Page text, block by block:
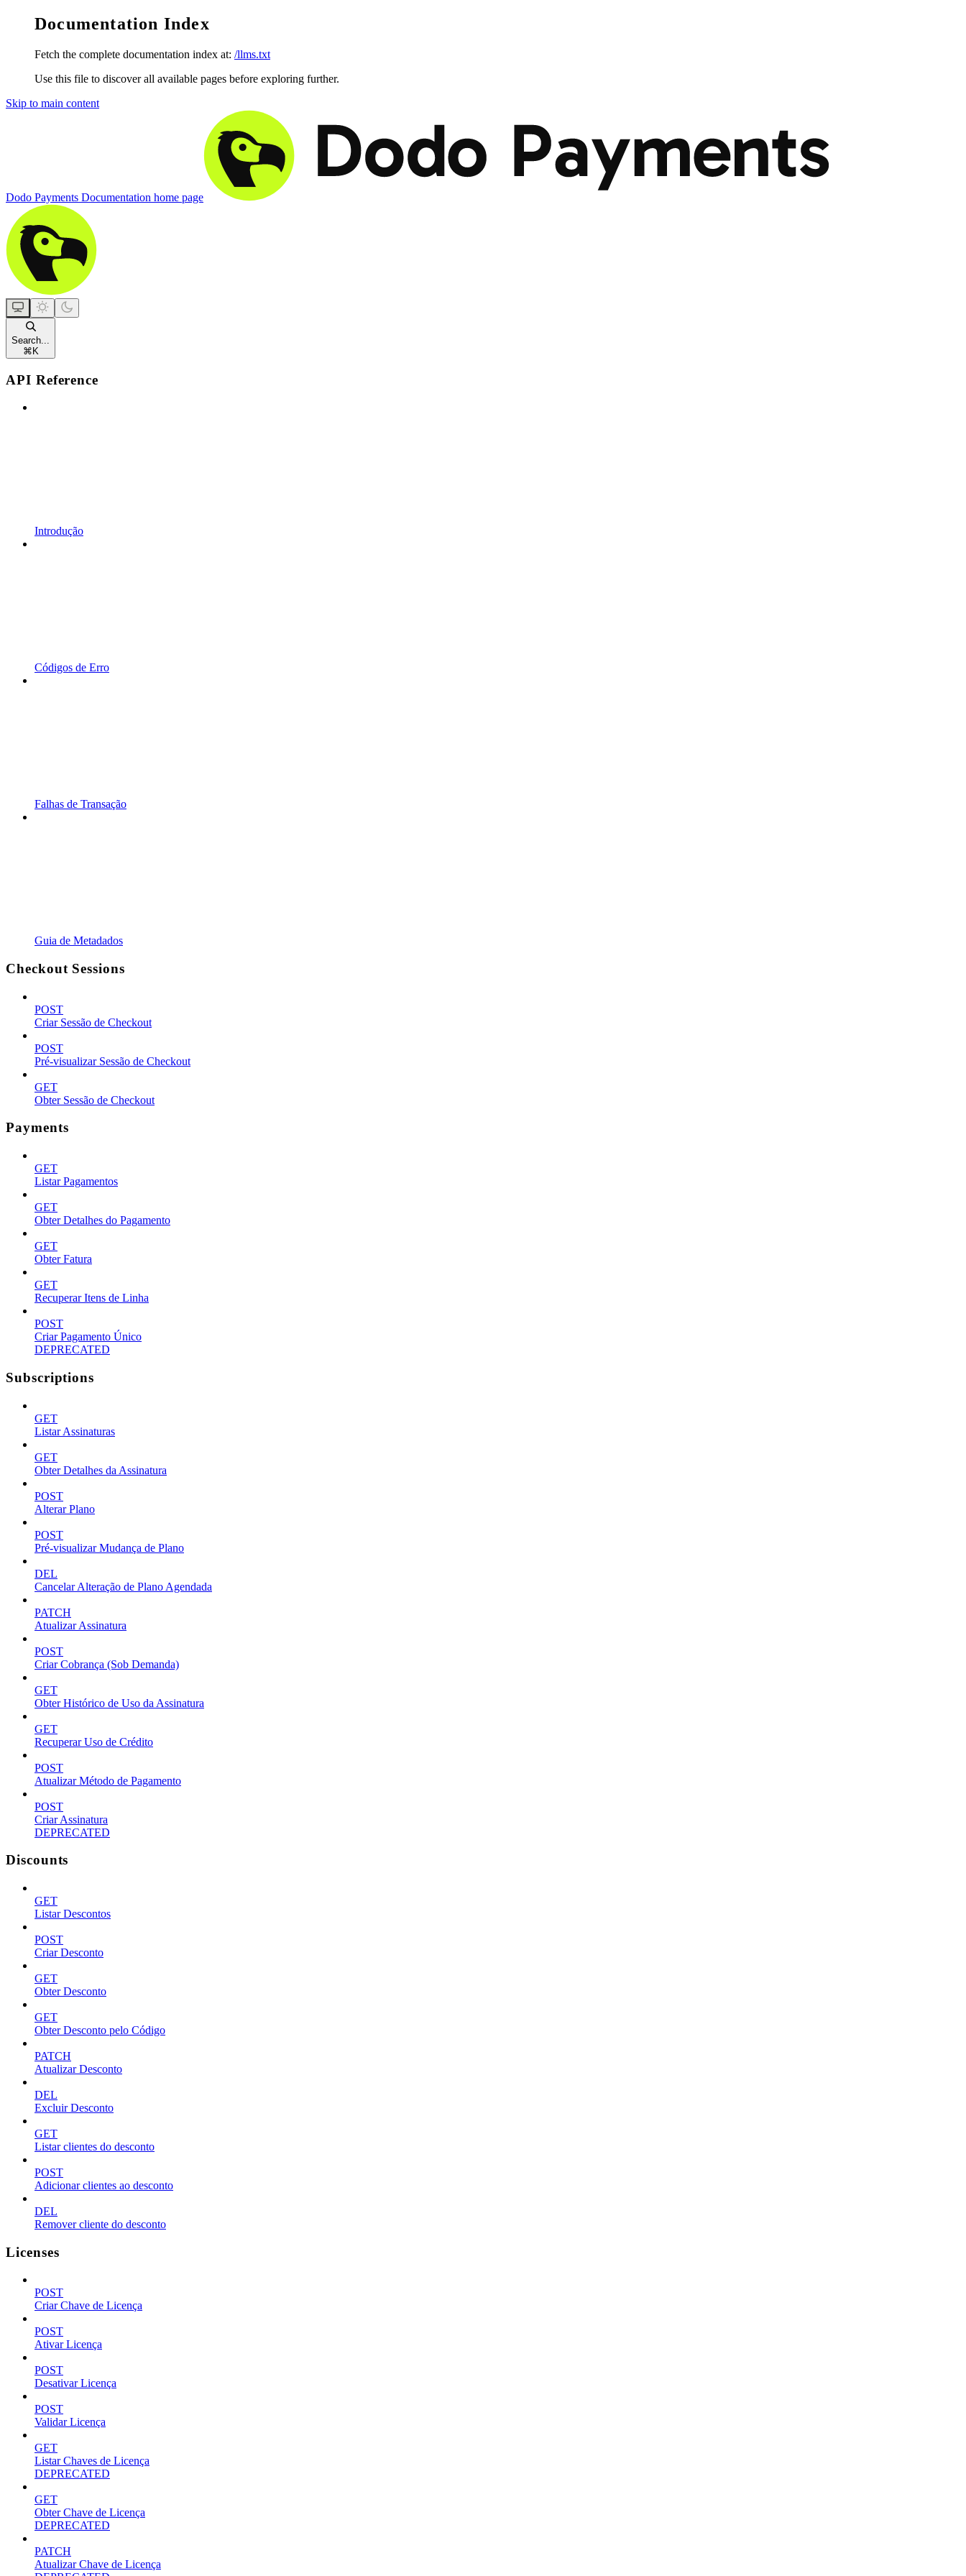
Documentation Index
Fetch the complete documentation index at: /llms.txt
Use this file to discover all available pages before exploring further.
Skip to main content
Dodo Payments Documentation home page
Search...
⌘ K
API Reference
Introdução
Códigos de Erro
Falhas de Transação
Guia de Metadados
Checkout Sessions
POST
Criar Sessão de Checkout
POST
Pré-visualizar Sessão de Checkout
GET
Obter Sessão de Checkout
Payments
GET
Listar Pagamentos
GET
Obter Detalhes do Pagamento
GET
Obter Fatura
GET
Recuperar Itens de Linha
POST
Criar Pagamento Único
DEPRECATED
Subscriptions
GET
Listar Assinaturas
GET
Obter Detalhes da Assinatura
POST
Alterar Plano
POST
Pré-visualizar Mudança de Plano
DEL
Cancelar Alteração de Plano Agendada
PATCH
Atualizar Assinatura
POST
Criar Cobrança (Sob Demanda)
GET
Obter Histórico de Uso da Assinatura
GET
Recuperar Uso de Crédito
POST
Atualizar Método de Pagamento
POST
Criar Assinatura
DEPRECATED
Discounts
GET
Listar Descontos
POST
Criar Desconto
GET
Obter Desconto
GET
Obter Desconto pelo Código
PATCH
Atualizar Desconto
DEL
Excluir Desconto
GET
Listar clientes do desconto
POST
Adicionar clientes ao desconto
DEL
Remover cliente do desconto
Licenses
POST
Criar Chave de Licença
POST
Ativar Licença
POST
Desativar Licença
POST
Validar Licença
GET
Listar Chaves de Licença
DEPRECATED
GET
Obter Chave de Licença
DEPRECATED
PATCH
Atualizar Chave de Licença